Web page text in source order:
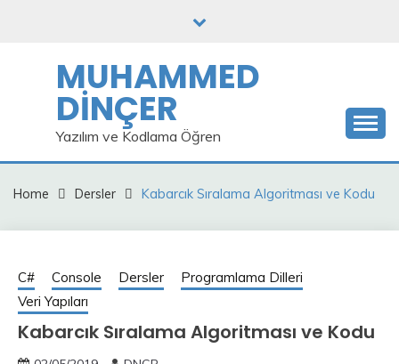
MUHAMMED
DİNÇER
Yazılım ve Kodlama Öğren
Home Dersler Kabarcık Sıralama Algoritması ve Kodu
C# Console Dersler
Programlama Dilleri
Veri Yapıları
Kabarcık Sıralama Algoritması ve Kodu